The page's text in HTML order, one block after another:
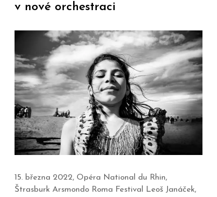
v nové orchestraci
15. března 2022, Opéra National du Rhin,
Štrasburk Arsmondo Roma Festival Leoš Janáček,